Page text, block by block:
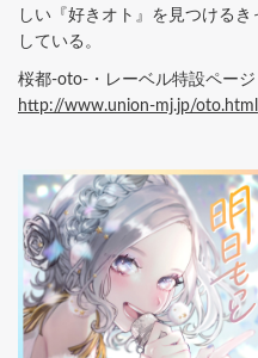
しい『好きオト』を見つける
している。
桜都-oto-・レーベル特設ページ
http://www.union-mj.jp/oto.html